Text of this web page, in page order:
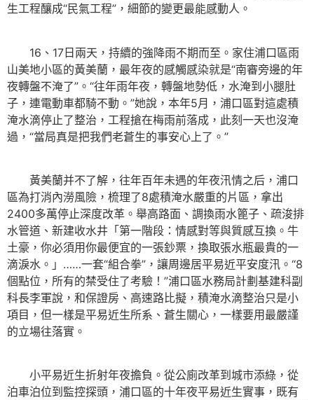
生工程釀成“民氣工程”，細節的變更最能感動人。
16、17日兩天，持續的強降雨不期而至。家住浦口區雨
山美地小區的黃美蘭，最年夜的感觸感染就是“南審旁邊的年
夜轉盤不淹了”。“往年雨年夜，轉盤地勢低，水淹到小腿肚
子，連電動車都騎不動。”她說，本年5月，浦口區對這處積
淹水滴停止了整治，工程搶在梅雨前落成，此刻一天也沒淹
過，“當局真是把我們老蒼生的事安心上了。”
黃美蘭并不了解，往年百年未遇的年夜汛情之后，浦口
區為打消內澇風險，梳理了8處積淹水嚴重的片區，拿出
2400多萬停止深度改革。舉高路面、調換雨水篦子、疏浚排
水管道、新建收水井「第一階段：情感對等與質感互換。牛
土豪，你必須用你最便宜的一張鈔票，換取張水瓶最貴的一
滴淚水。」……一套“組合拳”，讓周邊居平易近平安度汛。“8
個點位，所有的禁受住了考驗！”浦口區水務局計劃基建科副
科長李軍說，和保證房、高速路比擬，積淹水滴整治只是小
項目，但一樣是平易近生所系、蒼生關心，一樣要用最嚴謹
的立場往落實。
小平易近生折射年夜擔負。從公廁改革到城市添綠，從
泊車泊位到監控探頭，浦口區的十年夜平易近生實事，既有